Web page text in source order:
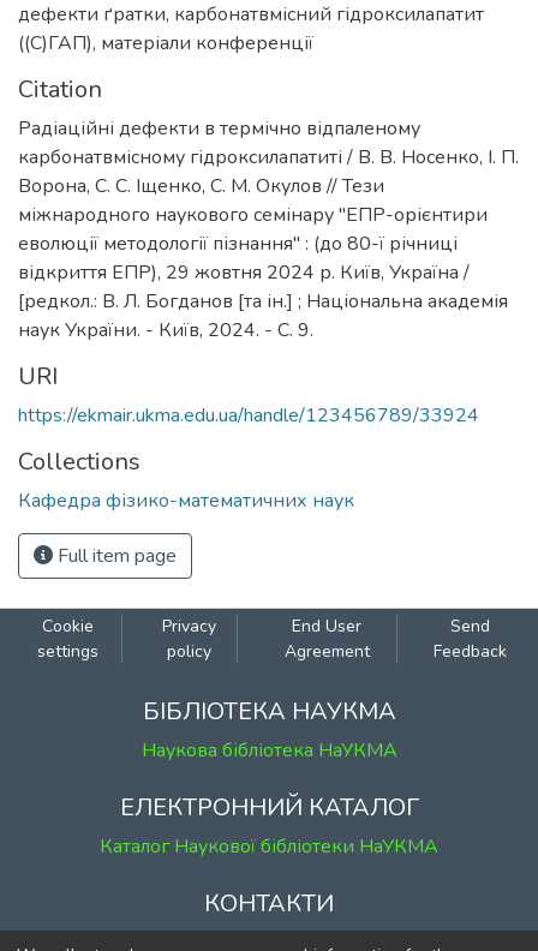
дефекти ґратки, карбонатвмісний гідроксилапатит
((С)ГАП), матеріали конференції
Citation
Радіаційні дефекти в термічно відпаленому
карбонатвмісному гідроксилапатиті / В. В. Носенко, І. П.
Ворона, С. С. Іщенко, С. М. Окулов // Тези
міжнародного наукового семінару "ЕПР-орієнтири
еволюції методології пізнання" : (до 80-ї річниці
відкриття ЕПР), 29 жовтня 2024 р. Київ, Україна /
[редкол.: В. Л. Богданов [та ін.] ; Національна академія
наук України. - Київ, 2024. - С. 9.
URI
https://ekmair.ukma.edu.ua/handle/123456789/33924
Collections
Кафедра фізико-математичних наук
Full item page
Cookie
settings
Privacy
policy
End User
Agreement
Send
Feedback
БІБЛІОТЕКА НАУКМА
Наукова бібліотека НаУКМА
ЕЛЕКТРОННИЙ КАТАЛОГ
Каталог Наукової бібліотеки НаУКМА
КОНТАКТИ
м. Київ, вул. Григорія Сковороди, 2